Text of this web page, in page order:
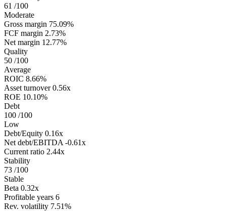
61 /100
Moderate
Gross margin 75.09%
FCF margin 2.73%
Net margin 12.77%
Quality
50 /100
Average
ROIC 8.66%
Asset turnover 0.56x
ROE 10.10%
Debt
100 /100
Low
Debt/Equity 0.16x
Net debt/EBITDA -0.61x
Current ratio 2.44x
Stability
73 /100
Stable
Beta 0.32x
Profitable years 6
Rev. volatility 7.51%